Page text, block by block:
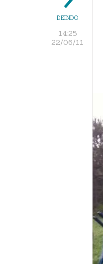
DEINDO
14:25
22/06/11